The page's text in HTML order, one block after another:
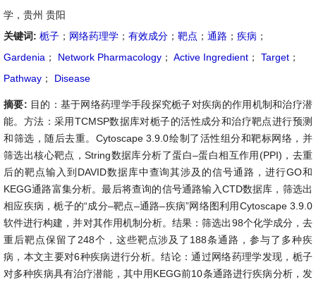
学，贵州 贵阳
关键词: 栀子 ； 网络药理学 ； 有效成分 ； 靶点 ； 通路 ； 疾病 ；
Gardenia ； Network Pharmacology ； Active Ingredient ； Target ；
Pathway ； Disease
摘要: 目的：基于网络药理学手段探究栀子对疾病的作用机制和治疗潜
能。方法：采用TCMSP数据库对栀子的活性成分和治疗靶点进行预测
和筛选，随后去重。Cytoscape 3.9.0绘制了活性组分和靶标网络，并
筛选出核心靶点，String数据库分析了蛋白–蛋白相互作用(PPI)，去重
后的靶点输入到DAVID数据库中查询其涉及的信号通路，进行GO和
KEGG通路富集分析。最后将查询的信号通路输入CTD数据库，筛选出
相应疾病，栀子的“成分–靶点–通路–疾病”网络图利用Cytoscape 3.9.0
软件进行构建，并对其作用机制分析。结果：筛选出98个化学成分，去
重后靶点保留了248个，这些靶点涉及了188条通路，参与了多种疾
病，本文主要对6种疾病进行分析。结论：通过网络药理学发现，栀子
对多种疾病具有治疗潜能，其中用KEGG前10条通路进行疾病分析，发